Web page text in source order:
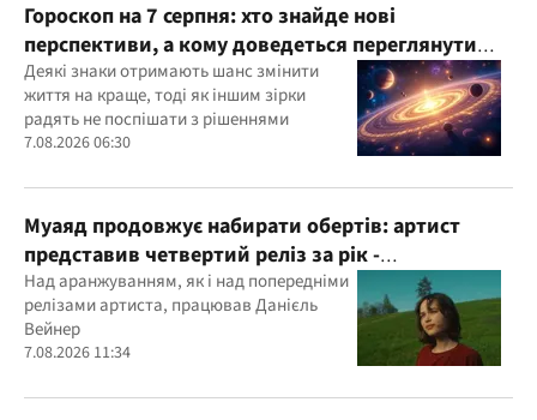
Гороскоп на 7 серпня: хто знайде нові
перспективи, а кому доведеться переглянути
свої пріоритети
Деякі знаки отримають шанс змінити
життя на краще, тоді як іншим зірки
радять не поспішати з рішеннями
7.08.2026 06:30
Муаяд продовжує набирати обертів: артист
представив четвертий реліз за рік -
кінематографічну баладу "Ти одна"
Над аранжуванням, як і над попередніми
релізами артиста, працював Данієль
Вейнер
7.08.2026 11:34